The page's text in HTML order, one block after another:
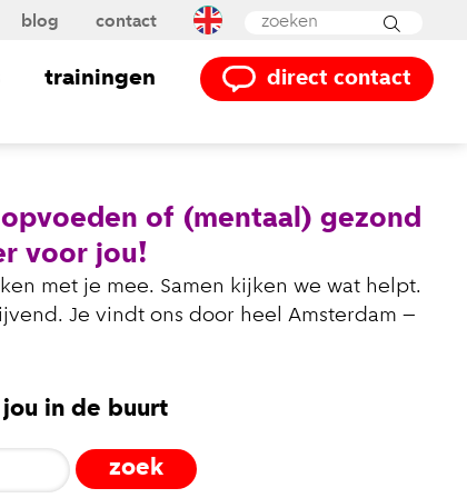
blog contact
Powered by Translate
trainingen direct contact
of (mentaal) gezond
voor jou!
met je mee. Samen kijken we wat helpt.
Je vindt ons door heel Amsterdam –
in de buurt